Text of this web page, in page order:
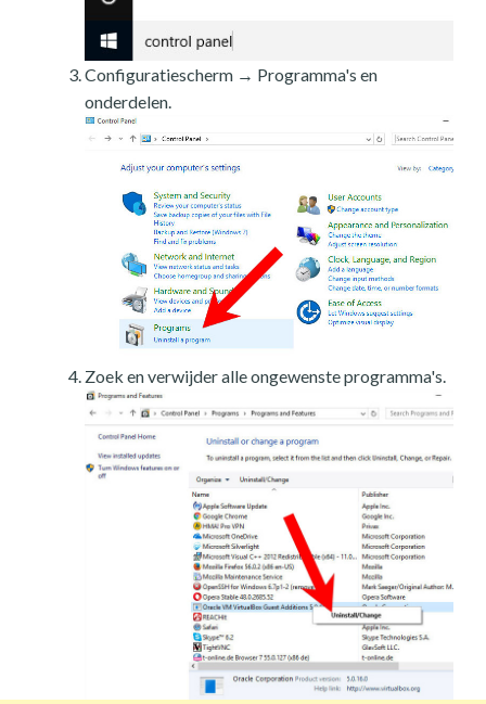
Configuratiescherm → Programma's en
onderdelen.
Zoek en verwijder alle ongewenste programma's.